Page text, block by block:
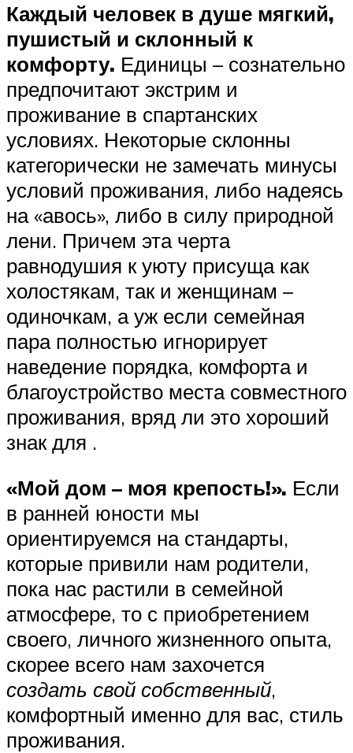
Каждый человек в душе мягкий,
пушистый и склонный к
комфорту. Единицы – сознательно
предпочитают экстрим и
проживание в спартанских
условиях. Некоторые склонны
категорически не замечать минусы
условий проживания, либо надеясь
на «авось», либо в силу природной
лени. Причем эта черта
равнодушия к уюту присуща как
холостякам, так и женщинам –
одиночкам, а уж если семейная
пара полностью игнорирует
наведение порядка, комфорта и
благоустройство места совместного
проживания, вряд ли это хороший
знак для .
«Мой дом – моя крепость!». Если
в ранней юности мы
ориентируемся на стандарты,
которые привили нам родители,
пока нас растили в семейной
атмосфере, то с приобретением
своего, личного жизненного опыта,
скорее всего нам захочется
создать свой собственный,
комфортный именно для вас, стиль
проживания.